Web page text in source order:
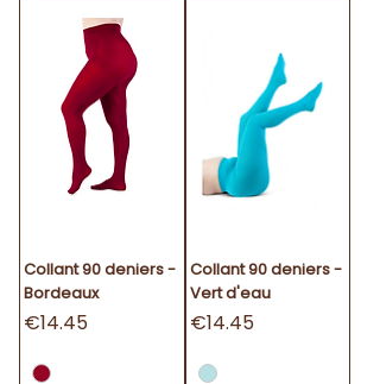
Collant 90 deniers -
Bordeaux
Price
€14.45
Collant 90 deniers -
Vert d'eau
Price
€14.45